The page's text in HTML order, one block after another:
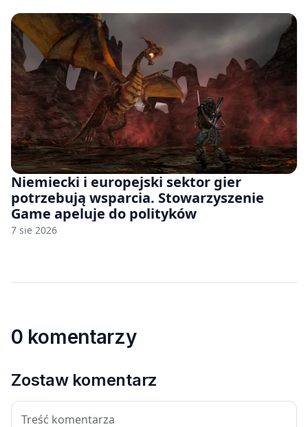
Niemiecki i europejski sektor gier
potrzebują wsparcia. Stowarzyszenie
Game apeluje do polityków
7 sie 2026
0 komentarzy
Zostaw komentarz